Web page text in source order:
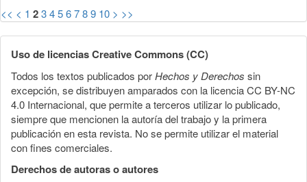
<< < 1 23456789 10 > >>
Uso de licencias Creative Commons (CC)
Todos los textos publicados porHechos y Derechos sin
excepción, se distribuyen amparados con la licencia CC BY-NC
4.0 Internacional, que permite a terceros utilizar lo publicado,
siempre que mencionen la autoría del trabajo y la primera
publicación en esta revista. No se permite utilizar el material
con fines comerciales.
Derechos de autoras o autores